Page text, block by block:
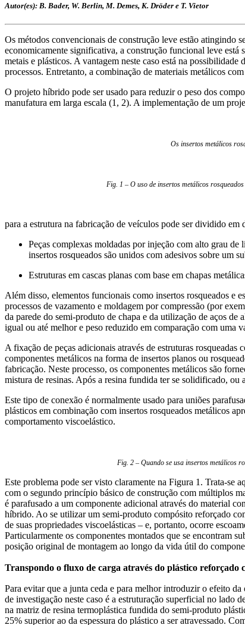
Autor(es): B. Bader, W. Berlin, M. Demes, K. Dröder e T. Vietor
Os métodos convencionais de construção leve estão atingindo
economicamente significativa, a construção funcional leve está
metais e plásticos. A vantagem neste caso está na
processos. Entretanto, a combinação de materiais metálicos
O projeto híbrido pode ser usado para reduzir o peso dos
manufatura em larga escala (1, 2). A implementação de um
Os insertos metálicos
Fig. 1 – O uso de insertos metálicos
para a estrutura na fabricação de veículos pode ser dividido em
Peças complexas moldadas por injeção com alto grau de
insertos rosqueados são unidos com adesivos sobre um
Estruturas em cascas planas com base em chapas
Além disso, elementos funcionais como insertos rosqueados e
processos de vazamento e moldagem por compressão (por
da parede do semi-produto de chapa e da utilização de aços
igual ou até melhor e peso reduzido em comparação com uma
A fixação de peças adicionais através de estruturas
componentes metálicos na forma de insertos planos ou
fabricação. Neste processo, os componentes metálicos são
mistura de resinas. Após a resina fundida ter se solidificado,
Este tipo de conexão é normalmente usado para uniões
plásticos em combinação com insertos rosqueados metálicos
comportamento viscoelástico.
Fig. 2 – Quando se usa insertos metálicos
Este problema pode ser visto claramente na Figura 1. Trata-
com o segundo princípio básico de construção com múltiplos
é parafusado a um componente adicional através do material
híbrido. Ao se utilizar um semi-produto compósito reforçado
de suas propriedades viscoelásticas – e, portanto, ocorre
Particularmente os componentes montados que se encontram
posição original de montagem ao longo da vida útil do
Transpondo o fluxo de carga através do plástico reforçado
Para evitar que a junta ceda e para melhor introduzir o efeito
de investigação neste caso é a estruturação superficial no lado
na matriz de resina termoplástica fundida do semi-produto
25% superior ao da espessura do plástico a ser atravessado.